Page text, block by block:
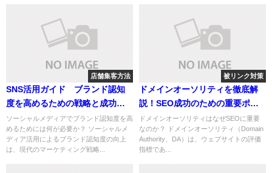
店舗集客方法
SNS活用ガイド ブランド認知
度を高めるための戦略と成功の
秘訣
ソーシャルメディアでブランド認知度を高
めるためには何が必要か？ ソーシャルメ
ディア活用によるブランド認知度の向上
は、現代のマーケティング戦略...
被リンク対策
ドメインオーソリティを徹底解
説！SEO成功のための重要ポイ
ントと向上手法
ドメインオーソリティはなぜSEOに重要
なのか？ ドメインオーソリティ（Domain
Authority、DA）は、ウェブサイトの評価
指標であ...